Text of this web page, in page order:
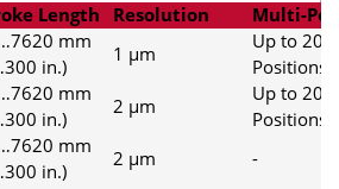
Length Resolution
Multi-
mm
in.)
1 µm
Up to 20
Positions
mm
in.)
2 µm
Up to 20
Positions
mm
in.)
2 µm
-